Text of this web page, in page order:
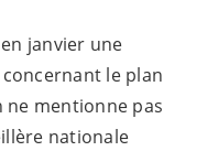
janvier une
le plan
ne mentionne pas
nationale